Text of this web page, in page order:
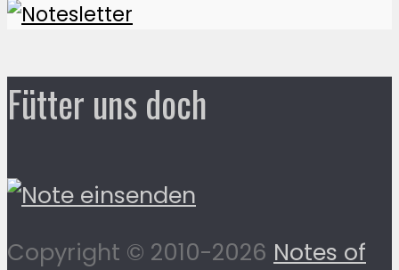
Fütter uns doch
Copyright © 2010-2026 Notes of